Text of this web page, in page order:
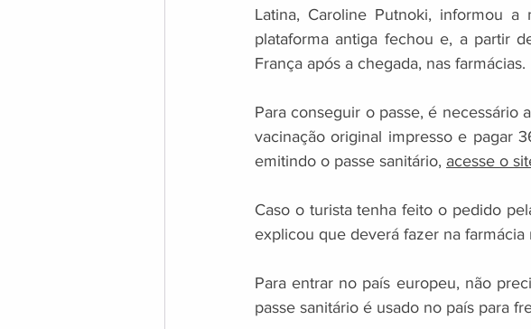
Latina, Caroline Putnoki, informou
plataforma antiga fechou e, a partir
França após a chegada, nas farmácias.
Para conseguir o passe, é necessário
vacinação original impresso e pagar
emitindo o passe sanitário, acesse o
Caso o turista tenha feito o pedido
explicou que deverá fazer na farmácia
Para entrar no país europeu, não
passe sanitário é usado no país para